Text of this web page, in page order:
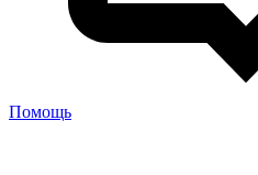
Помощь